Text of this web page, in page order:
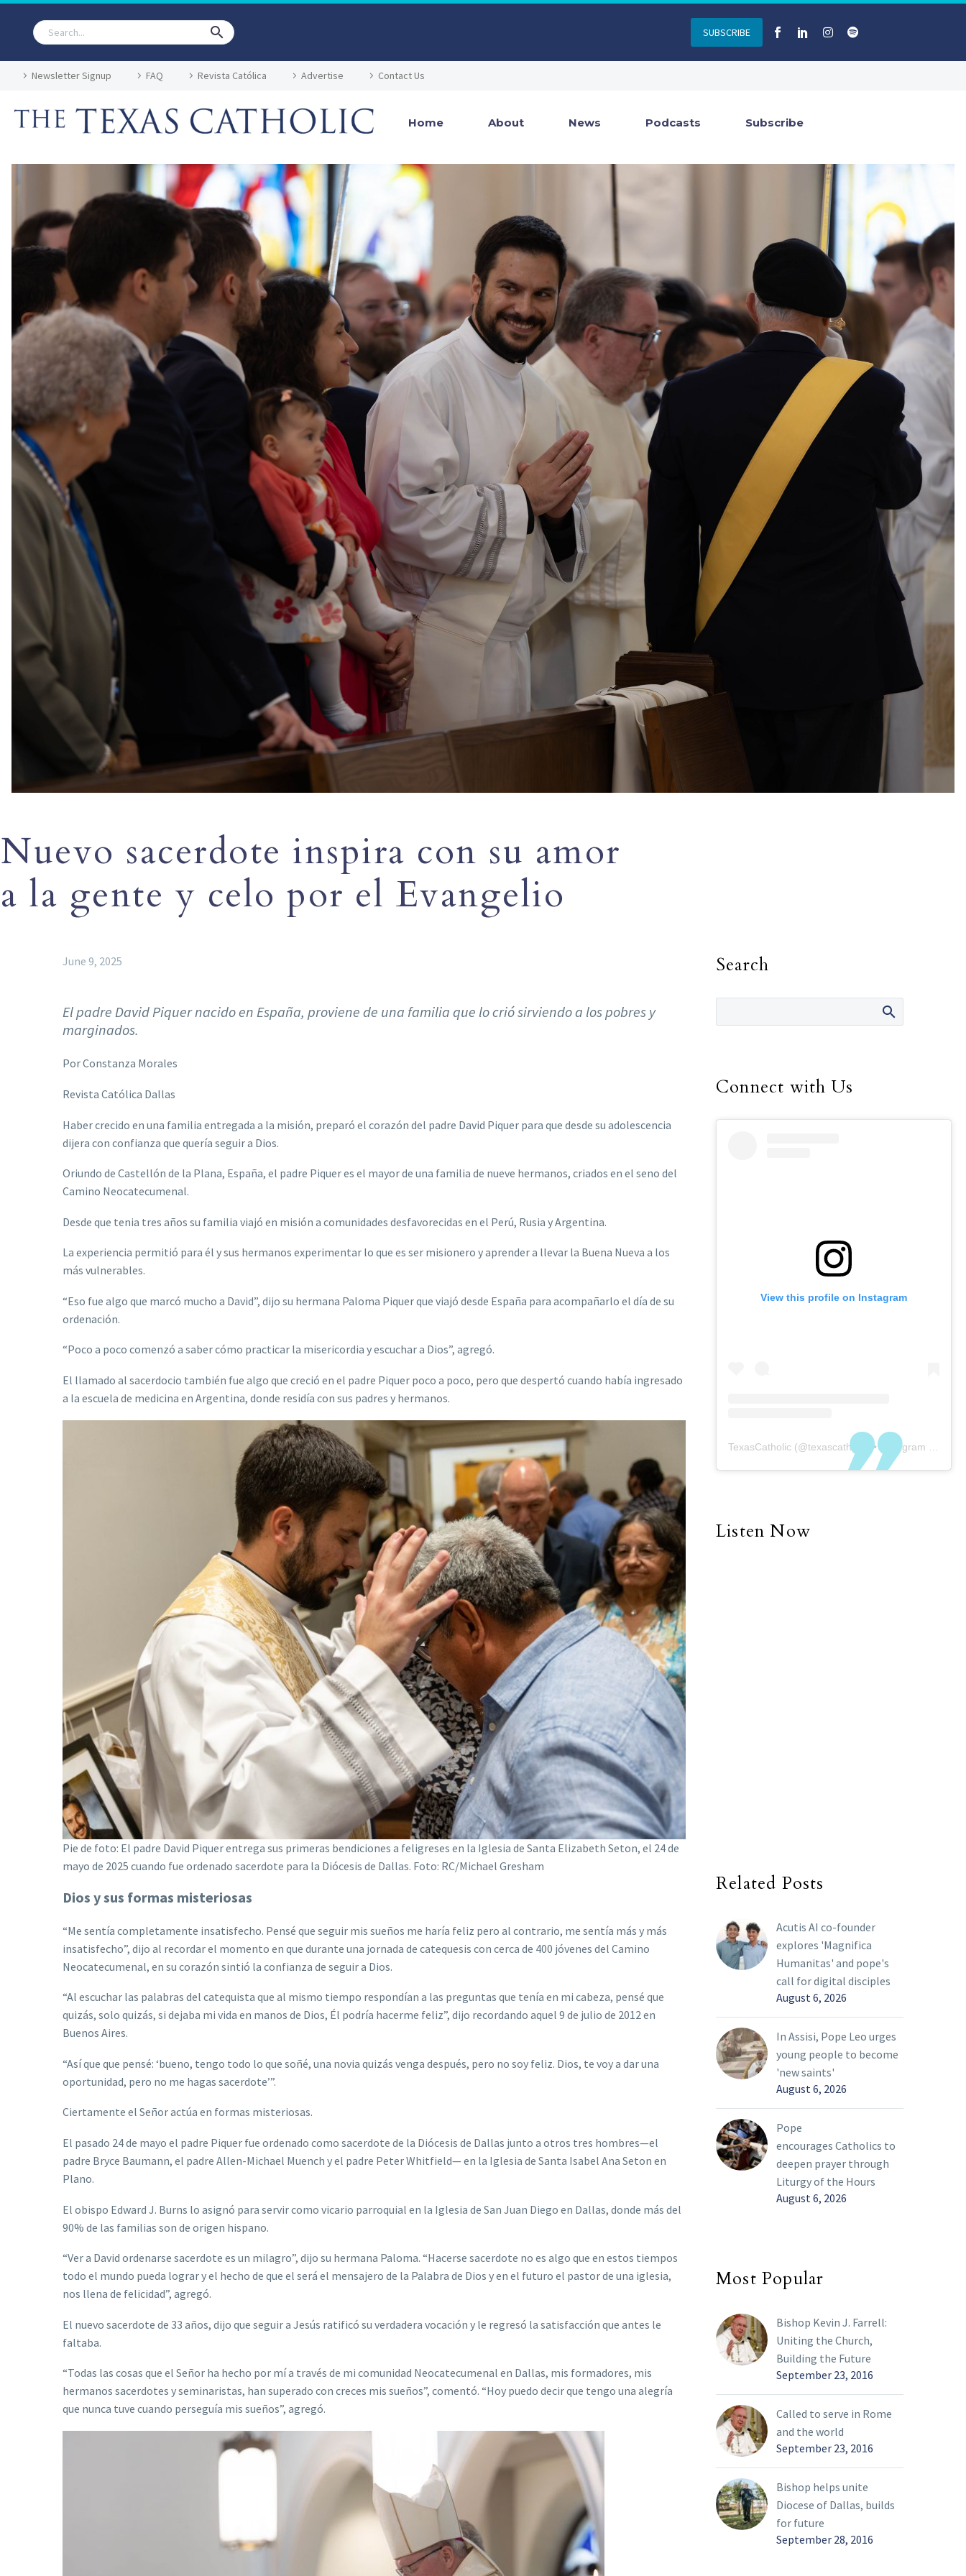
SUBSCRIBE
Newsletter Signup FAQ Revista Católica Advertise Contact Us
Home About News Podcasts Subscribe
Nuevo sacerdote inspira con su amor
a la gente y celo por el Evangelio
June 9, 2025
El padre David Piquer nacido en España, proviene de una familia que lo crió sirviendo a los pobres y
marginados.
Por Constanza Morales
Revista Católica Dallas
Haber crecido en una familia entregada a la misión, preparó el corazón del padre David Piquer para que desde su adolescencia
dijera con confianza que quería seguir a Dios.
Oriundo de Castellón de la Plana, España, el padre Piquer es el mayor de una familia de nueve hermanos, criados en el seno del
Camino Neocatecumenal.
Desde que tenia tres años su familia viajó en misión a comunidades desfavorecidas en el Perú, Rusia y Argentina.
La experiencia permitió para él y sus hermanos experimentar lo que es ser misionero y aprender a llevar la Buena Nueva a los
más vulnerables.
“Eso fue algo que marcó mucho a David”, dijo su hermana Paloma Piquer que viajó desde España para acompañarlo el día de su
ordenación.
“Poco a poco comenzó a saber cómo practicar la misericordia y escuchar a Dios”, agregó.
El llamado al sacerdocio también fue algo que creció en el padre Piquer poco a poco, pero que despertó cuando había ingresado
a la escuela de medicina en Argentina, donde residía con sus padres y hermanos.
Pie de foto: El padre David Piquer entrega sus primeras bendiciones a feligreses en la Iglesia de Santa Elizabeth Seton, el 24 de
mayo de 2025 cuando fue ordenado sacerdote para la Diócesis de Dallas. Foto: RC/Michael Gresham
Dios y sus formas misteriosas
“Me sentía completamente insatisfecho. Pensé que seguir mis sueños me haría feliz pero al contrario, me sentía más y más
insatisfecho”, dijo al recordar el momento en que durante una jornada de catequesis con cerca de 400 jóvenes del Camino
Neocatecumenal, en su corazón sintió la confianza de seguir a Dios.
“Al escuchar las palabras del catequista que al mismo tiempo respondían a las preguntas que tenía en mi cabeza, pensé que
quizás, solo quizás, si dejaba mi vida en manos de Dios, Él podría hacerme feliz”, dijo recordando aquel 9 de julio de 2012 en
Buenos Aires.
“Así que que pensé: ‘bueno, tengo todo lo que soñé, una novia quizás venga después, pero no soy feliz. Dios, te voy a dar una
oportunidad, pero no me hagas sacerdote’”.
Ciertamente el Señor actúa en formas misteriosas.
El pasado 24 de mayo el padre Piquer fue ordenado como sacerdote de la Diócesis de Dallas junto a otros tres hombres—el
padre Bryce Baumann, el padre Allen-Michael Muench y el padre Peter Whitfield— en la Iglesia de Santa Isabel Ana Seton en
Plano.
El obispo Edward J. Burns lo asignó para servir como vicario parroquial en la Iglesia de San Juan Diego en Dallas, donde más del
90% de las familias son de origen hispano.
“Ver a David ordenarse sacerdote es un milagro”, dijo su hermana Paloma. “Hacerse sacerdote no es algo que en estos tiempos
todo el mundo pueda lograr y el hecho de que el será el mensajero de la Palabra de Dios y en el futuro el pastor de una iglesia,
nos llena de felicidad”, agregó.
El nuevo sacerdote de 33 años, dijo que seguir a Jesús ratificó su verdadera vocación y le regresó la satisfacción que antes le
faltaba.
“Todas las cosas que el Señor ha hecho por mí a través de mi comunidad Neocatecumenal en Dallas, mis formadores, mis
hermanos sacerdotes y seminaristas, han superado con creces mis sueños”, comentó. “Hoy puedo decir que tengo una alegría
que nunca tuve cuando perseguía mis sueños”, agregó.
Search
Connect with Us
View this profile on Instagram
TexasCatholic (@texascatholic ) • Instagram photos and videos
Listen Now
Related Posts
Acutis AI co-founder
explores 'Magnifica
Humanitas' and pope's
call for digital disciples
August 6, 2026
In Assisi, Pope Leo urges
young people to become
'new saints'
August 6, 2026
Pope
encourages Catholics to
deepen prayer through
Liturgy of the Hours
August 6, 2026
Most Popular
Bishop Kevin J. Farrell:
Uniting the Church,
Building the Future
September 23, 2016
Called to serve in Rome
and the world
September 23, 2016
Bishop helps unite
Diocese of Dallas, builds
for future
September 28, 2016